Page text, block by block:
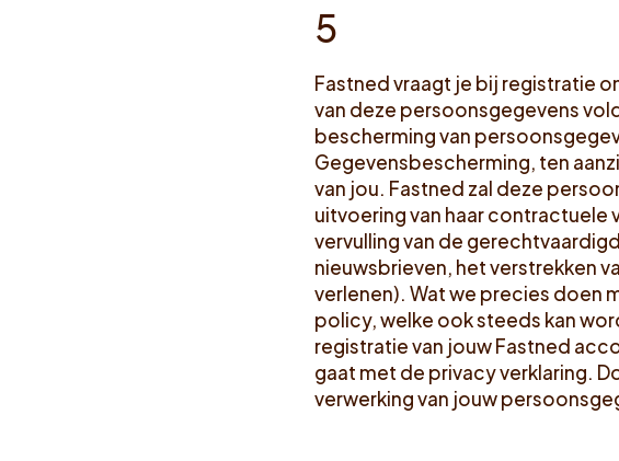
5
Fastned vraagt je bij registratie
van deze persoonsgegevens
bescherming van
Gegevensbescherming, ten
van jou. Fastned zal deze
uitvoering van haar contractuele
vervulling van de
nieuwsbrieven, het verstrekken
verlenen). Wat we precies doen
policy, welke ook steeds kan
registratie van jouw Fastned
gaat met de privacy verklaring.
verwerking van jouw